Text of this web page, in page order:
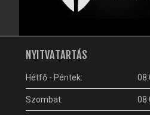
NYITVATARTÁS
Hétfő - Péntek:
Szombat: